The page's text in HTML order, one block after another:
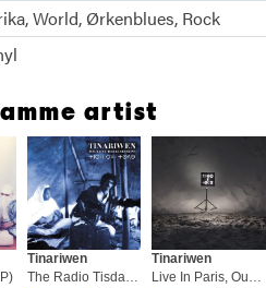
World Ørkenblues Rock
artist
Tinariwen
The Radio Tisdas Sessions - LTD (2LP)
Tinariwen
Live In Paris, Oukis N'Asuf (2LP)